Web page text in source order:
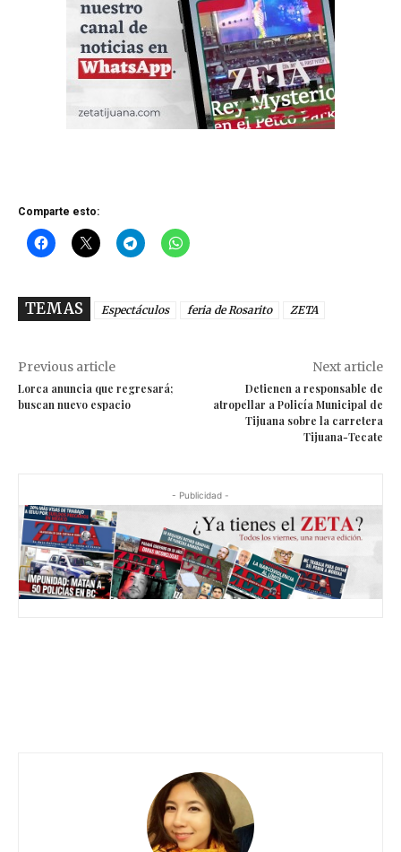
Comparte esto:
TEMAS Espectáculos feria de Rosarito ZETA
Previous article
Lorca anuncia que regresará;
buscan nuevo espacio
Next article
Detienen a responsable de
atropellar a Policía Municipal de
Tijuana sobre la carretera
Tijuana-Tecate
- Publicidad -